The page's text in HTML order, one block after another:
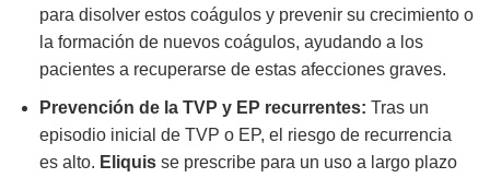
para disolver estos coágulos y prevenir su crecimiento o
la formación de nuevos coágulos, ayudando a los
pacientes a recuperarse de estas afecciones graves.
Prevención de la TVP y EP recurrentes: Tras un
episodio inicial de TVP o EP, el riesgo de recurrencia
es alto. Eliquisse prescribe para un uso a largo plazo